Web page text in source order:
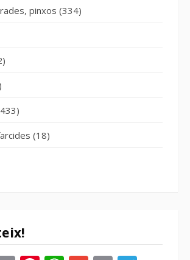
pinxos (334)
(18)